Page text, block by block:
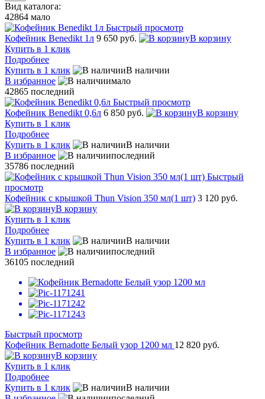
Вид каталога:
42864 мало
Быстрый просмотр
Кофейник Benedikt 1л 9 650 руб.
В корзину
Купить в 1 клик
Подробнее
Купить в 1 клик
В наличии
В избранное
мало
42865 последний
Быстрый просмотр
Кофейник Benedikt 0,6л 6 850 руб.
В корзину
Купить в 1 клик
Подробнее
Купить в 1 клик
В наличии
В избранное
последний
35786 последний
Быстрый
просмотр
Кофейник с крышкой Thun Vision 350 мл(1 шт) 3 120 руб.
В корзину
Купить в 1 клик
Подробнее
Купить в 1 клик
В наличии
В избранное
последний
36105 последний
Быстрый просмотр
Кофейник Bernadotte Белый узор 1200 мл 12 820 руб.
В корзину
Купить в 1 клик
Подробнее
Купить в 1 клик
В наличии